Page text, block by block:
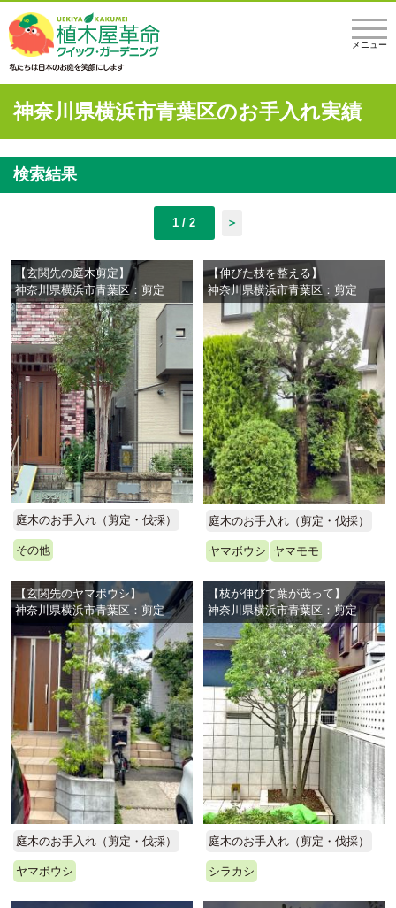
メニュー
神奈川県横浜市青葉区のお手入れ実績
検索結果
1 / 2 ＞
【玄関先の庭木剪定】
神奈川県横浜市青葉区：剪定
庭木のお手入れ（剪定・伐採）
その他
【伸びた枝を整える】
神奈川県横浜市青葉区：剪定
庭木のお手入れ（剪定・伐採）
ヤマボウシ ヤマモモ
【玄関先のヤマボウシ】
神奈川県横浜市青葉区：剪定
庭木のお手入れ（剪定・伐採）
ヤマボウシ
【枝が伸びて葉が茂って】
神奈川県横浜市青葉区：剪定
庭木のお手入れ（剪定・伐採）
シラカシ